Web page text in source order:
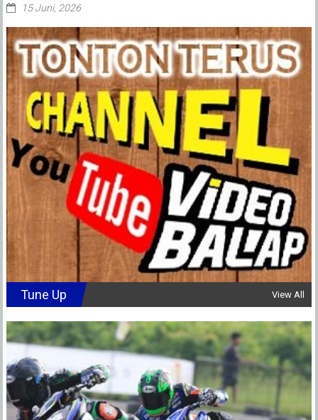
15 Juni, 2026
Tune Up View All